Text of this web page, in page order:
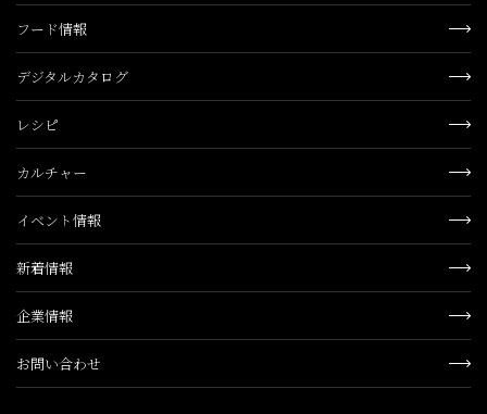
フード情報
デジタルカタログ
レシピ
カルチャー
イベント情報
新着情報
企業情報
お問い合わせ